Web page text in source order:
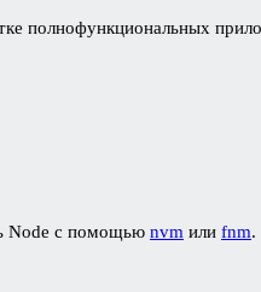
полнофункциональных
Node с помощью nvm или fnm.